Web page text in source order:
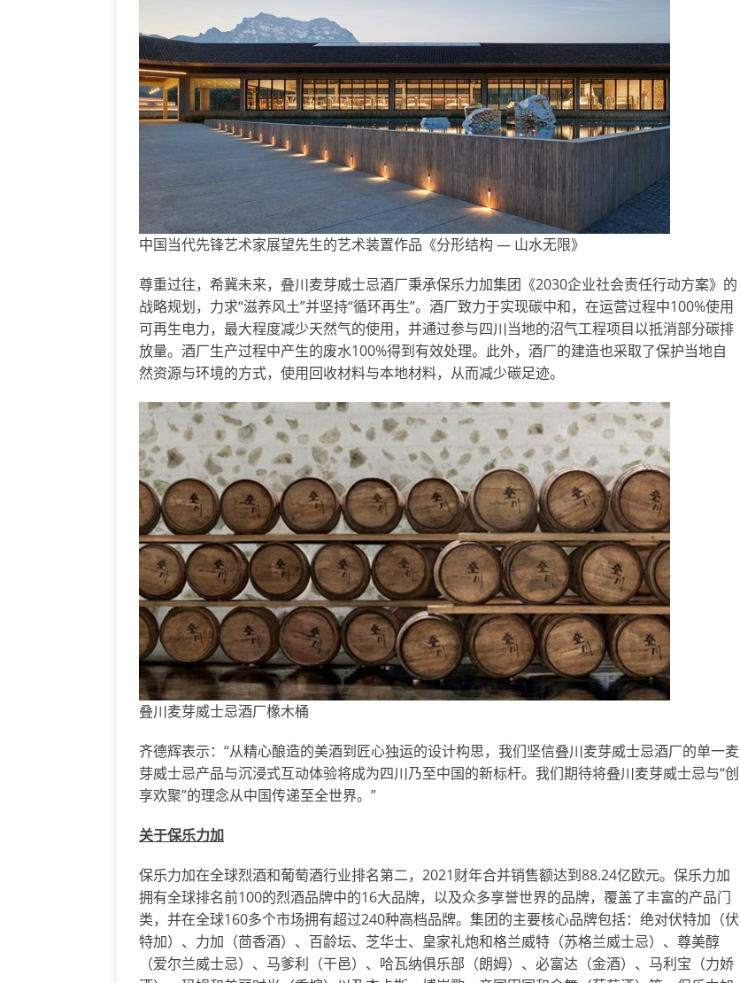
中国当代先锋艺术家展望先生的艺术装置作品《分形结构 — 山水无限》
尊重过往，希冀未来，叠川麦芽威士忌酒厂秉承保乐力加集团《2030企业社会责任行动方案》的
战略规划，力求“滋养风土”并坚持“循环再生”。酒厂致力于实现碳中和，在运营过程中100%使用
可再生电力，最大程度减少天然气的使用，并通过参与四川当地的沼气工程项目以抵消部分碳排
放量。酒厂生产过程中产生的废水100%得到有效处理。此外，酒厂的建造也采取了保护当地自
然资源与环境的方式，使用回收材料与本地材料，从而减少碳足迹。
叠川麦芽威士忌酒厂橡木桶
齐德辉表示：“从精心酿造的美酒到匠心独运的设计构思，我们坚信叠川麦芽威士忌酒厂的单一麦
芽威士忌产品与沉浸式互动体验将成为四川乃至中国的新标杆。我们期待将叠川麦芽威士忌与“创
享欢聚”的理念从中国传递至全世界。”
关于保乐力加
保乐力加在全球烈酒和葡萄酒行业排名第二，2021财年合并销售额达到88.24亿欧元。保乐力加
拥有全球排名前100的烈酒品牌中的16大品牌，以及众多享誉世界的品牌，覆盖了丰富的产品门
类，并在全球160多个市场拥有超过240种高档品牌。集团的主要核心品牌包括：绝对伏特加（伏
特加）、力加（茴香酒）、百龄坛、芝华士、皇家礼炮和格兰威特（苏格兰威士忌）、尊美醇
（爱尔兰威士忌）、马爹利（干邑）、哈瓦纳俱乐部（朗姆）、必富达（金酒）、马利宝（力娇